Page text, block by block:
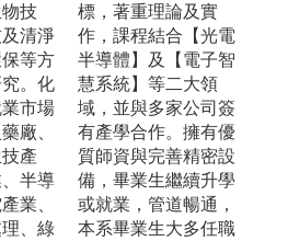
技
清淨
等方
。化
市場
廠、
產
半導
業、
、綠
標，著重理論及實
作，課程結合【光電
半導體】及【電子智
慧系統】等二大領
域，並與多家公司簽
有產學合作。擁有優
質師資與完善精密設
備，畢業生繼續升學
或就業，管道暢通，
本系畢業生大多任職